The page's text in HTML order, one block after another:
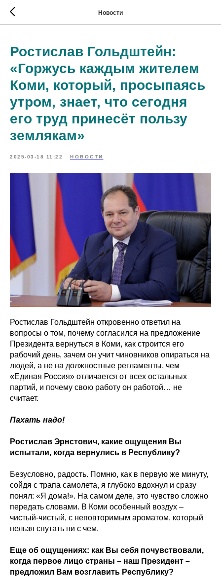
Новости
Ростислав Гольдштейн:
«Горжусь каждым жителем
Коми, который, просыпаясь
утром, знает, что сегодня
его труд принесёт пользу
землякам»
2025-03-18 11:22 НОВОСТИ
Ростислав Гольдштейн откровенно ответил на
вопросы о том, почему согласился на предложение
Президента вернуться в Коми, как строится его
рабочий день, зачем он учит чиновников опираться на
людей, а не на должностные регламенты, чем
«Единая Россия» отличается от всех остальных
партий, и почему свою работу он работой… не
считает.
Пахать надо!
Ростислав Эрнстович, какие ощущения Вы
испытали, когда вернулись в Республику?
Безусловно, радость. Помню, как в первую же минуту,
сойдя с трапа самолета, я глубоко вдохнул и сразу
понял: «Я дома!». На самом деле, это чувство сложно
передать словами. В Коми особенный воздух –
чистый-чистый, с неповторимым ароматом, который
нельзя спутать ни с чем.
Еще об ощущениях: как Вы себя почувствовали,
когда первое лицо страны – наш Президент –
предложил Вам возглавить Республику?